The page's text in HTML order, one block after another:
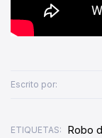
Escrito por:
ETIQUETAS: Robo